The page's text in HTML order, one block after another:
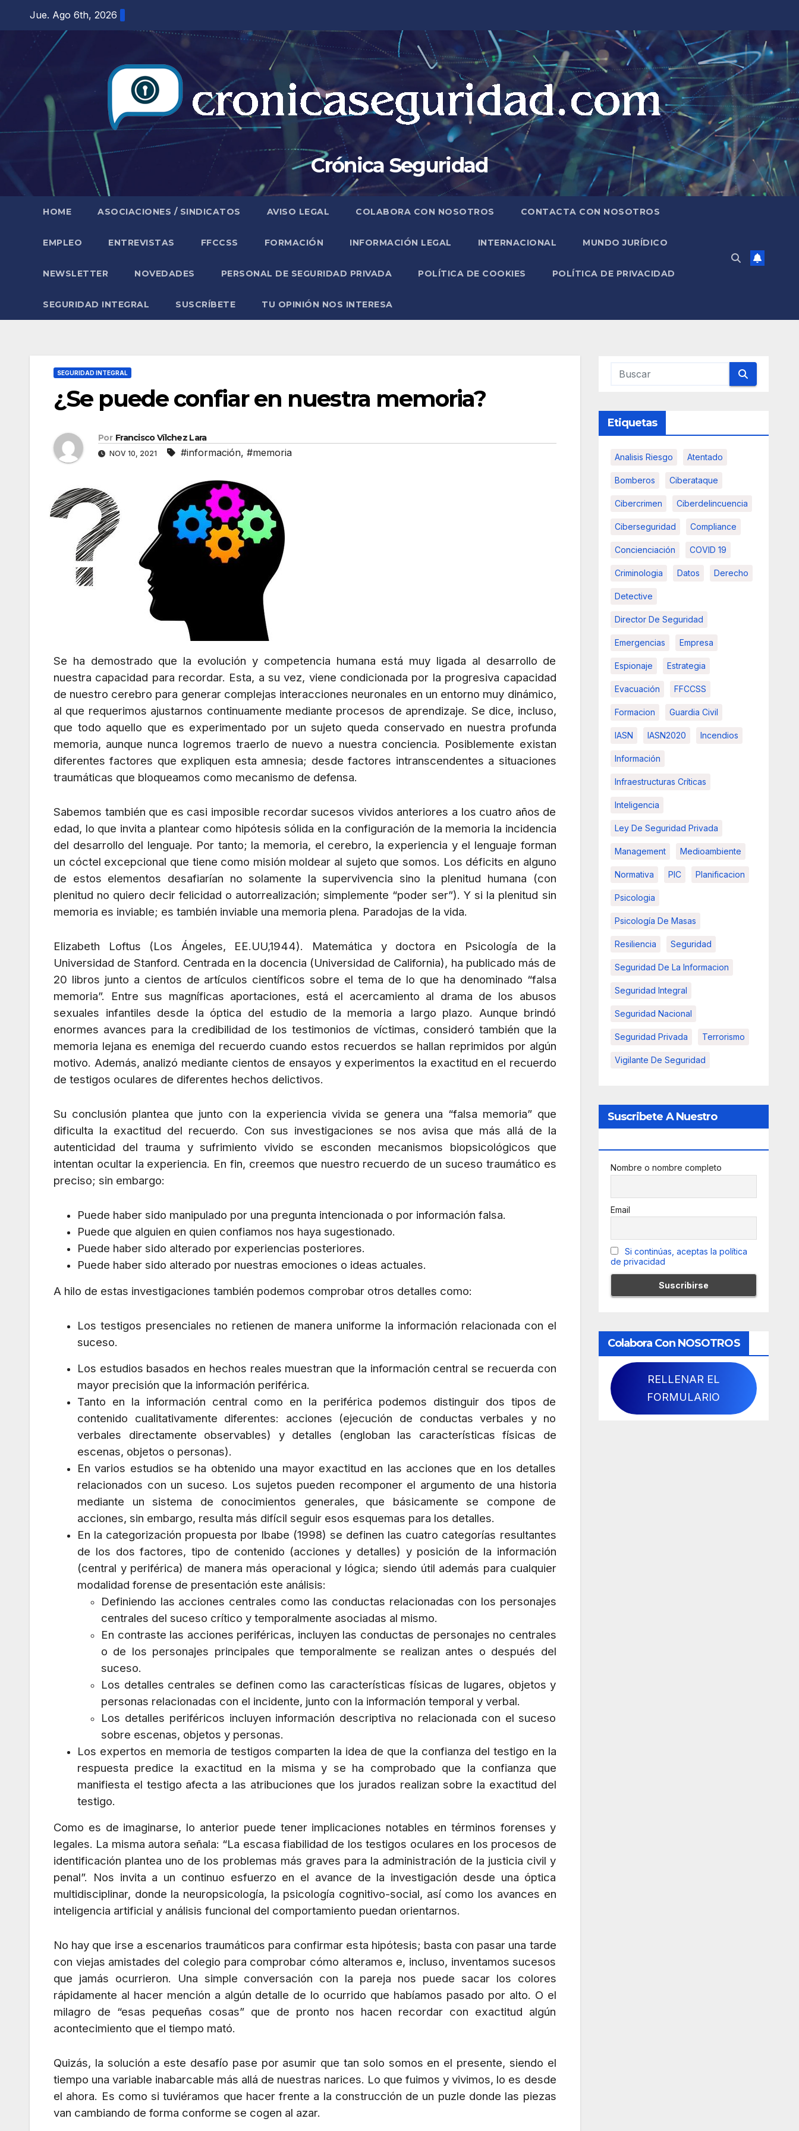
contenido
Jue. Ago 6th, 2026
Crónica Seguridad
HOME ASOCIACIONES / SINDICATOS AVISO LEGAL COLABORA CON NOSOTROS CONTACTA CON NOSOTROS
EMPLEO ENTREVISTAS FFCCSS FORMACIÓN INFORMACIÓN LEGAL INTERNACIONAL MUNDO JURÍDICO
NEWSLETTER NOVEDADES PERSONAL DE SEGURIDAD PRIVADA POLÍTICA DE COOKIES POLÍTICA DE PRIVACIDAD
SEGURIDAD INTEGRAL SUSCRÍBETE TU OPINIÓN NOS INTERESA
SEGURIDAD INTEGRAL
¿Se puede confiar en nuestra memoria?
Por Francisco Vílchez Lara
NOV 10, 2021 #información, #memoria
Se ha demostrado que la evolución y competencia humana está muy ligada al desarrollo de
nuestra capacidad para recordar. Esta, a su vez, viene condicionada por la progresiva capacidad
de nuestro cerebro para generar complejas interacciones neuronales en un entorno muy dinámico,
al que requerimos ajustarnos continuamente mediante procesos de aprendizaje. Se dice, incluso,
que todo aquello que es experimentado por un sujeto queda conservado en nuestra profunda
memoria, aunque nunca logremos traerlo de nuevo a nuestra conciencia. Posiblemente existan
diferentes factores que expliquen esta amnesia; desde factores intranscendentes a situaciones
traumáticas que bloqueamos como mecanismo de defensa.
Sabemos también que es casi imposible recordar sucesos vividos anteriores a los cuatro años de
edad, lo que invita a plantear como hipótesis sólida en la configuración de la memoria la incidencia
del desarrollo del lenguaje. Por tanto; la memoria, el cerebro, la experiencia y el lenguaje forman
un cóctel excepcional que tiene como misión moldear al sujeto que somos. Los déficits en alguno
de estos elementos desafiarían no solamente la supervivencia sino la plenitud humana (con
plenitud no quiero decir felicidad o autorrealización; simplemente “poder ser”). Y si la plenitud sin
memoria es inviable; es también inviable una memoria plena. Paradojas de la vida.
Elizabeth Loftus (Los Ángeles, EE.UU,1944). Matemática y doctora en Psicología de la
Universidad de Stanford. Centrada en la docencia (Universidad de California), ha publicado más de
20 libros junto a cientos de artículos científicos sobre el tema de lo que ha denominado “falsa
memoria”. Entre sus magníficas aportaciones, está el acercamiento al drama de los abusos
sexuales infantiles desde la óptica del estudio de la memoria a largo plazo. Aunque brindó
enormes avances para la credibilidad de los testimonios de víctimas, consideró también que la
memoria lejana es enemiga del recuerdo cuando estos recuerdos se hallan reprimidos por algún
motivo. Además, analizó mediante cientos de ensayos y experimentos la exactitud en el recuerdo
de testigos oculares de diferentes hechos delictivos.
Su conclusión plantea que junto con la experiencia vivida se genera una “falsa memoria” que
dificulta la exactitud del recuerdo. Con sus investigaciones se nos avisa que más allá de la
autenticidad del trauma y sufrimiento vivido se esconden mecanismos biopsicológicos que
intentan ocultar la experiencia. En fin, creemos que nuestro recuerdo de un suceso traumático es
preciso; sin embargo:
Puede haber sido manipulado por una pregunta intencionada o por información falsa.
Puede que alguien en quien confiamos nos haya sugestionado.
Puede haber sido alterado por experiencias posteriores.
Puede haber sido alterado por nuestras emociones o ideas actuales.
A hilo de estas investigaciones también podemos comprobar otros detalles como:
Los testigos presenciales no retienen de manera uniforme la información relacionada con el
suceso.
Los estudios basados en hechos reales muestran que la información central se recuerda con
mayor precisión que la información periférica.
Tanto en la información central como en la periférica podemos distinguir dos tipos de
contenido cualitativamente diferentes: acciones (ejecución de conductas verbales y no
verbales directamente observables) y detalles (engloban las características físicas de
escenas, objetos o personas).
En varios estudios se ha obtenido una mayor exactitud en las acciones que en los detalles
relacionados con un suceso. Los sujetos pueden recomponer el argumento de una historia
mediante un sistema de conocimientos generales, que básicamente se compone de
acciones, sin embargo, resulta más difícil seguir esos esquemas para los detalles.
En la categorización propuesta por Ibabe (1998) se definen las cuatro categorías resultantes
de los dos factores, tipo de contenido (acciones y detalles) y posición de la información
(central y periférica) de manera más operacional y lógica; siendo útil además para cualquier
modalidad forense de presentación este análisis:
Definiendo las acciones centrales como las conductas relacionadas con los personajes
centrales del suceso crítico y temporalmente asociadas al mismo.
En contraste las acciones periféricas, incluyen las conductas de personajes no centrales
o de los personajes principales que temporalmente se realizan antes o después del
suceso.
Los detalles centrales se definen como las características físicas de lugares, objetos y
personas relacionadas con el incidente, junto con la información temporal y verbal.
Los detalles periféricos incluyen información descriptiva no relacionada con el suceso
sobre escenas, objetos y personas.
Los expertos en memoria de testigos comparten la idea de que la confianza del testigo en la
respuesta predice la exactitud en la misma y se ha comprobado que la confianza que
manifiesta el testigo afecta a las atribuciones que los jurados realizan sobre la exactitud del
testigo.
Como es de imaginarse, lo anterior puede tener implicaciones notables en términos forenses y
legales. La misma autora señala: “La escasa fiabilidad de los testigos oculares en los procesos de
identificación plantea uno de los problemas más graves para la administración de la justicia civil y
penal”. Nos invita a un continuo esfuerzo en el avance de la investigación desde una óptica
multidisciplinar, donde la neuropsicología, la psicología cognitivo-social, así como los avances en
inteligencia artificial y análisis funcional del comportamiento puedan orientarnos.
No hay que irse a escenarios traumáticos para confirmar esta hipótesis; basta con pasar una tarde
con viejas amistades del colegio para comprobar cómo alteramos e, incluso, inventamos sucesos
que jamás ocurrieron. Una simple conversación con la pareja nos puede sacar los colores
rápidamente al hacer mención a algún detalle de lo ocurrido que habíamos pasado por alto. O el
milagro de “esas pequeñas cosas” que de pronto nos hacen recordar con exactitud algún
acontecimiento que el tiempo mató.
Quizás, la solución a este desafío pase por asumir que tan solo somos en el presente, siendo el
tiempo una variable inabarcable más allá de nuestras narices. Lo que fuimos y vivimos, lo es desde
el ahora. Es como si tuviéramos que hacer frente a la construcción de un puzle donde las piezas
van cambiando de forma conforme se cogen al azar.
Etiquetas
Analisis Riesgo Atentado
Bomberos Ciberataque
Cibercrimen Ciberdelincuencia
Ciberseguridad Compliance
Concienciación COVID 19
Criminologia Datos Derecho
Detective
Director De Seguridad
Emergencias Empresa
Espionaje Estrategia
Evacuación FFCCSS
Formacion Guardia Civil
IASN IASN2020 Incendios
Información
Infraestructuras Críticas
Inteligencia
Ley De Seguridad Privada
Management Medioambiente
Normativa PIC Planificacion
Psicologia
Psicología De Masas
Resiliencia Seguridad
Seguridad De La Informacion
Seguridad Integral
Seguridad Nacional
Seguridad Privada Terrorismo
Vigilante De Seguridad
Suscribete A Nuestro
Nombre o nombre completo
Email
Si continúas, aceptas la política
de privacidad
Colabora Con NOSOTROS
RELLENAR EL
FORMULARIO